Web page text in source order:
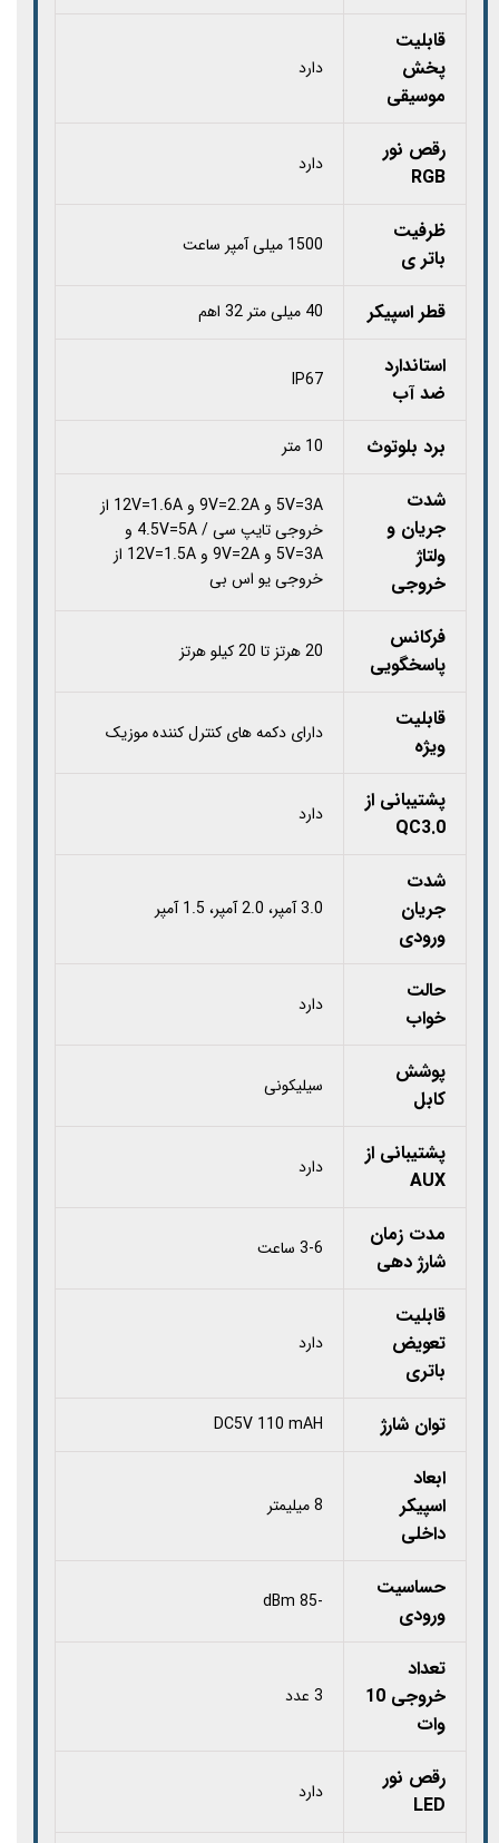
قابلیت
پخش
موسیقی
دارد
رقص نور
RGB
دارد
ظرفیت
باتر ی
1500 میلی آمپر ساعت
قطر اسپیکر 40 میلی متر 32 اهم
استاندارد
ضد آب
IP67
برد بلوتوث 10 متر
شدت
جریان و
ولتاژ
خروجی
5V=3A و 9V=2.2A و 12V=1.6A از
خروجی تایپ سی / 4.5V=5A و
5V=3A و 9V=2A و 12V=1.5A از
خروجی یو اس بی
فرکانس
پاسخگویی
20 هرتز تا 20 کیلو هرتز
قابلیت
ویژه
دارای دکمه های کنترل کننده موزیک
پشتیبانی از
QC3.0
دارد
شدت
جریان
ورودی
3.0 آمپر، 2.0 آمپر، 1.5 آمپر
حالت
خواب
دارد
پوشش
کابل
سیلیکونی
پشتیبانی از
AUX
دارد
مدت زمان
شارژ دهی
3-6 ساعت
قابلیت
تعویض
باتری
دارد
توان شارژ DC5V 110 mAH
ابعاد
اسپیکر
داخلی
8 میلیمتر
حساسیت
ورودی
-85 dBm
تعداد
خروجی 10
وات
3 عدد
رقص نور
LED
دارد